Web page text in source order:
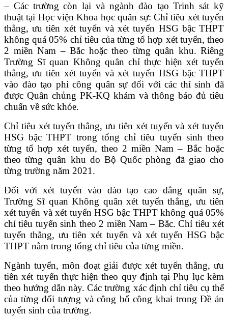
– Các trường còn lại và ngành đào tạo Trinh sát kỹ
thuật tại Học viện Khoa học quân sự: Chỉ tiêu xét tuyển
thẳng, ưu tiên xét tuyển và xét tuyển HSG bậc THPT
không quá 05% chỉ tiêu của từng tổ hợp xét tuyển, theo
2 miền Nam – Bắc hoặc theo từng quân khu. Riêng
Trường Sĩ quan Không quân chỉ thực hiện xét tuyển
thẳng, ưu tiên xét tuyển và xét tuyển HSG bậc THPT
vào đào tạo phi công quân sự đối với các thí sinh đã
được Quân chủng PK-KQ khám và thông báo đủ tiêu
chuẩn về sức khỏe.
Chỉ tiêu xét tuyển thẳng, ưu tiên xét tuyển và xét tuyển
HSG bậc THPT trong tổng chỉ tiêu tuyển sinh theo
từng tổ hợp xét tuyển, theo 2 miền Nam – Bắc hoặc
theo từng quân khu do Bộ Quốc phòng đã giao cho
từng trường năm 2021.
Đối với xét tuyển vào đào tạo cao đẳng quân sự,
Trường Sĩ quan Không quân xét tuyển thẳng, ưu tiên
xét tuyển và xét tuyển HSG bậc THPT không quá 05%
chỉ tiêu tuyển sinh theo 2 miền Nam – Bắc. Chỉ tiêu xét
tuyển thẳng, ưu tiên xét tuyển và xét tuyển HSG bậc
THPT nằm trong tổng chỉ tiêu của từng miền.
Ngành tuyển, môn đoạt giải được xét tuyển thẳng, ưu
tiên xét tuyển thực hiện theo quy định tại Phụ lục kèm
theo hướng dẫn này. Các trường xác định chỉ tiêu cụ thể
của từng đối tượng và công bố công khai trong Đề án
tuyển sinh của trường.